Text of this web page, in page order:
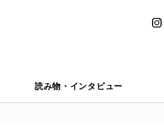
読み物・インタビュー